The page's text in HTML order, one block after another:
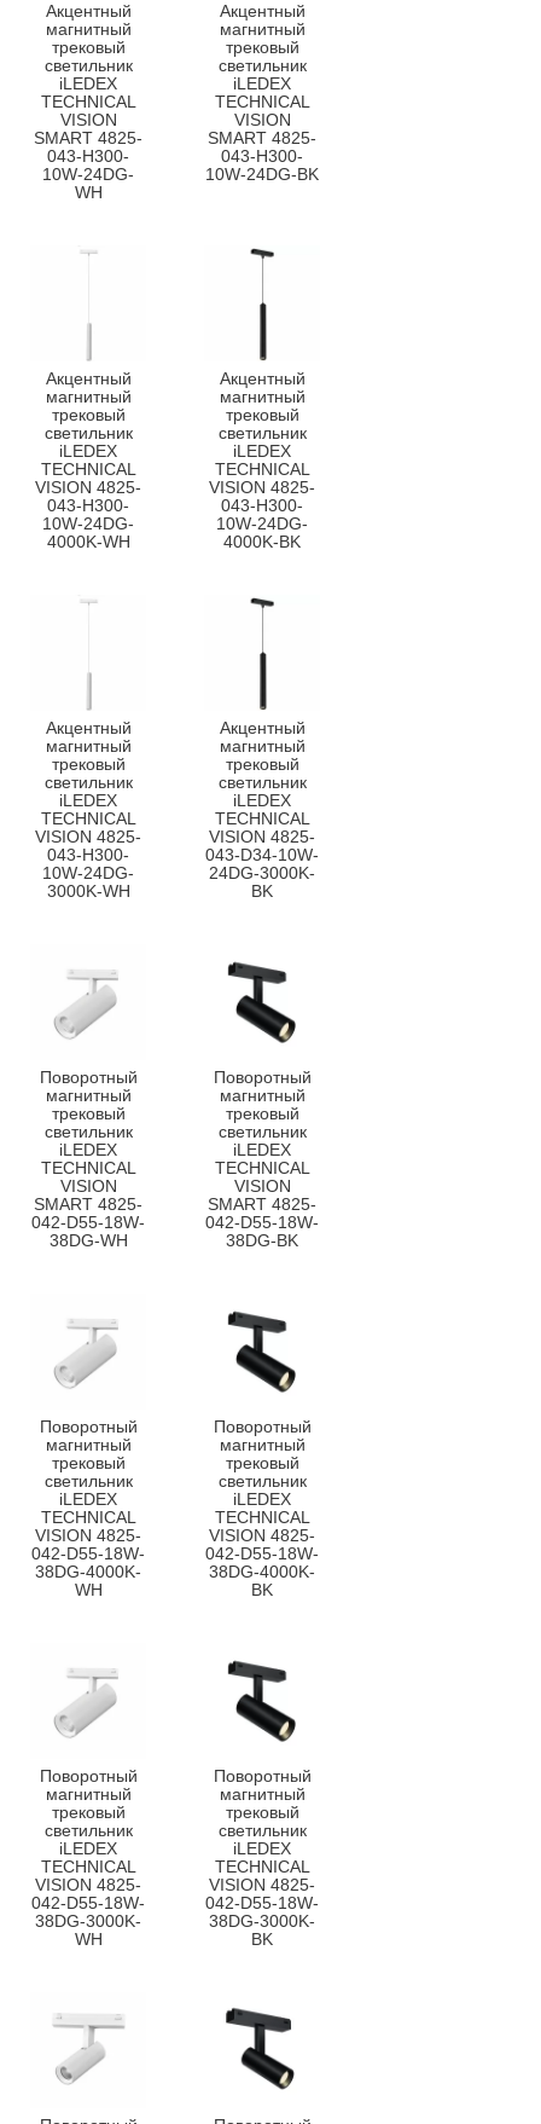
Акцентный
магнитный
трековый
светильник
iLEDEX
TECHNICAL
VISION
SMART 4825-
043-H300-
10W-24DG-
WH
Акцентный
магнитный
трековый
светильник
iLEDEX
TECHNICAL
VISION
SMART 4825-
043-H300-
10W-24DG-BK
Акцентный
магнитный
трековый
светильник
iLEDEX
TECHNICAL
VISION 4825-
043-H300-
10W-24DG-
4000K-WH
Акцентный
магнитный
трековый
светильник
iLEDEX
TECHNICAL
VISION 4825-
043-H300-
10W-24DG-
4000K-BK
Акцентный
магнитный
трековый
светильник
iLEDEX
TECHNICAL
VISION 4825-
043-H300-
10W-24DG-
3000K-WH
Акцентный
магнитный
трековый
светильник
iLEDEX
TECHNICAL
VISION 4825-
043-D34-10W-
24DG-3000K-
BK
Поворотный
магнитный
трековый
светильник
iLEDEX
TECHNICAL
VISION
SMART 4825-
042-D55-18W-
38DG-WH
Поворотный
магнитный
трековый
светильник
iLEDEX
TECHNICAL
VISION
SMART 4825-
042-D55-18W-
38DG-BK
Поворотный
магнитный
трековый
светильник
iLEDEX
TECHNICAL
VISION 4825-
042-D55-18W-
38DG-4000K-
WH
Поворотный
магнитный
трековый
светильник
iLEDEX
TECHNICAL
VISION 4825-
042-D55-18W-
38DG-4000K-
BK
Поворотный
магнитный
трековый
светильник
iLEDEX
TECHNICAL
VISION 4825-
042-D55-18W-
38DG-3000K-
WH
Поворотный
магнитный
трековый
светильник
iLEDEX
TECHNICAL
VISION 4825-
042-D55-18W-
38DG-3000K-
BK